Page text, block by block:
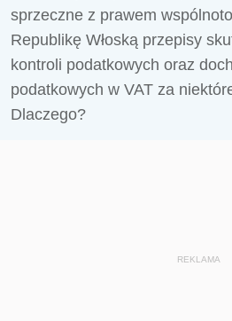
sprzeczne z prawem
Republikę Włoską przepisy
kontroli podatkowych oraz
podatkowych w VAT za
Dlaczego?
REKLAMA